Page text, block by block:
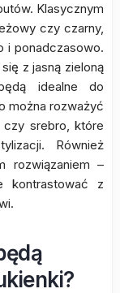
Klasycznym
czy czarny,
i ponadczasowo.
z jasną zieloną
idealne do
można rozważyć
czy srebro, które
Również
rozwiązaniem –
kontrastować z